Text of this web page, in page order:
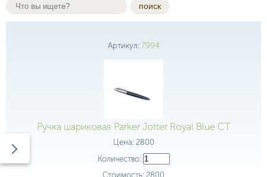
поиск
Артикул: 7994
Ручка шариковая Parker Jotter Royal Blue CT
Цена: 2800
Количество:
Стоимость: 2800